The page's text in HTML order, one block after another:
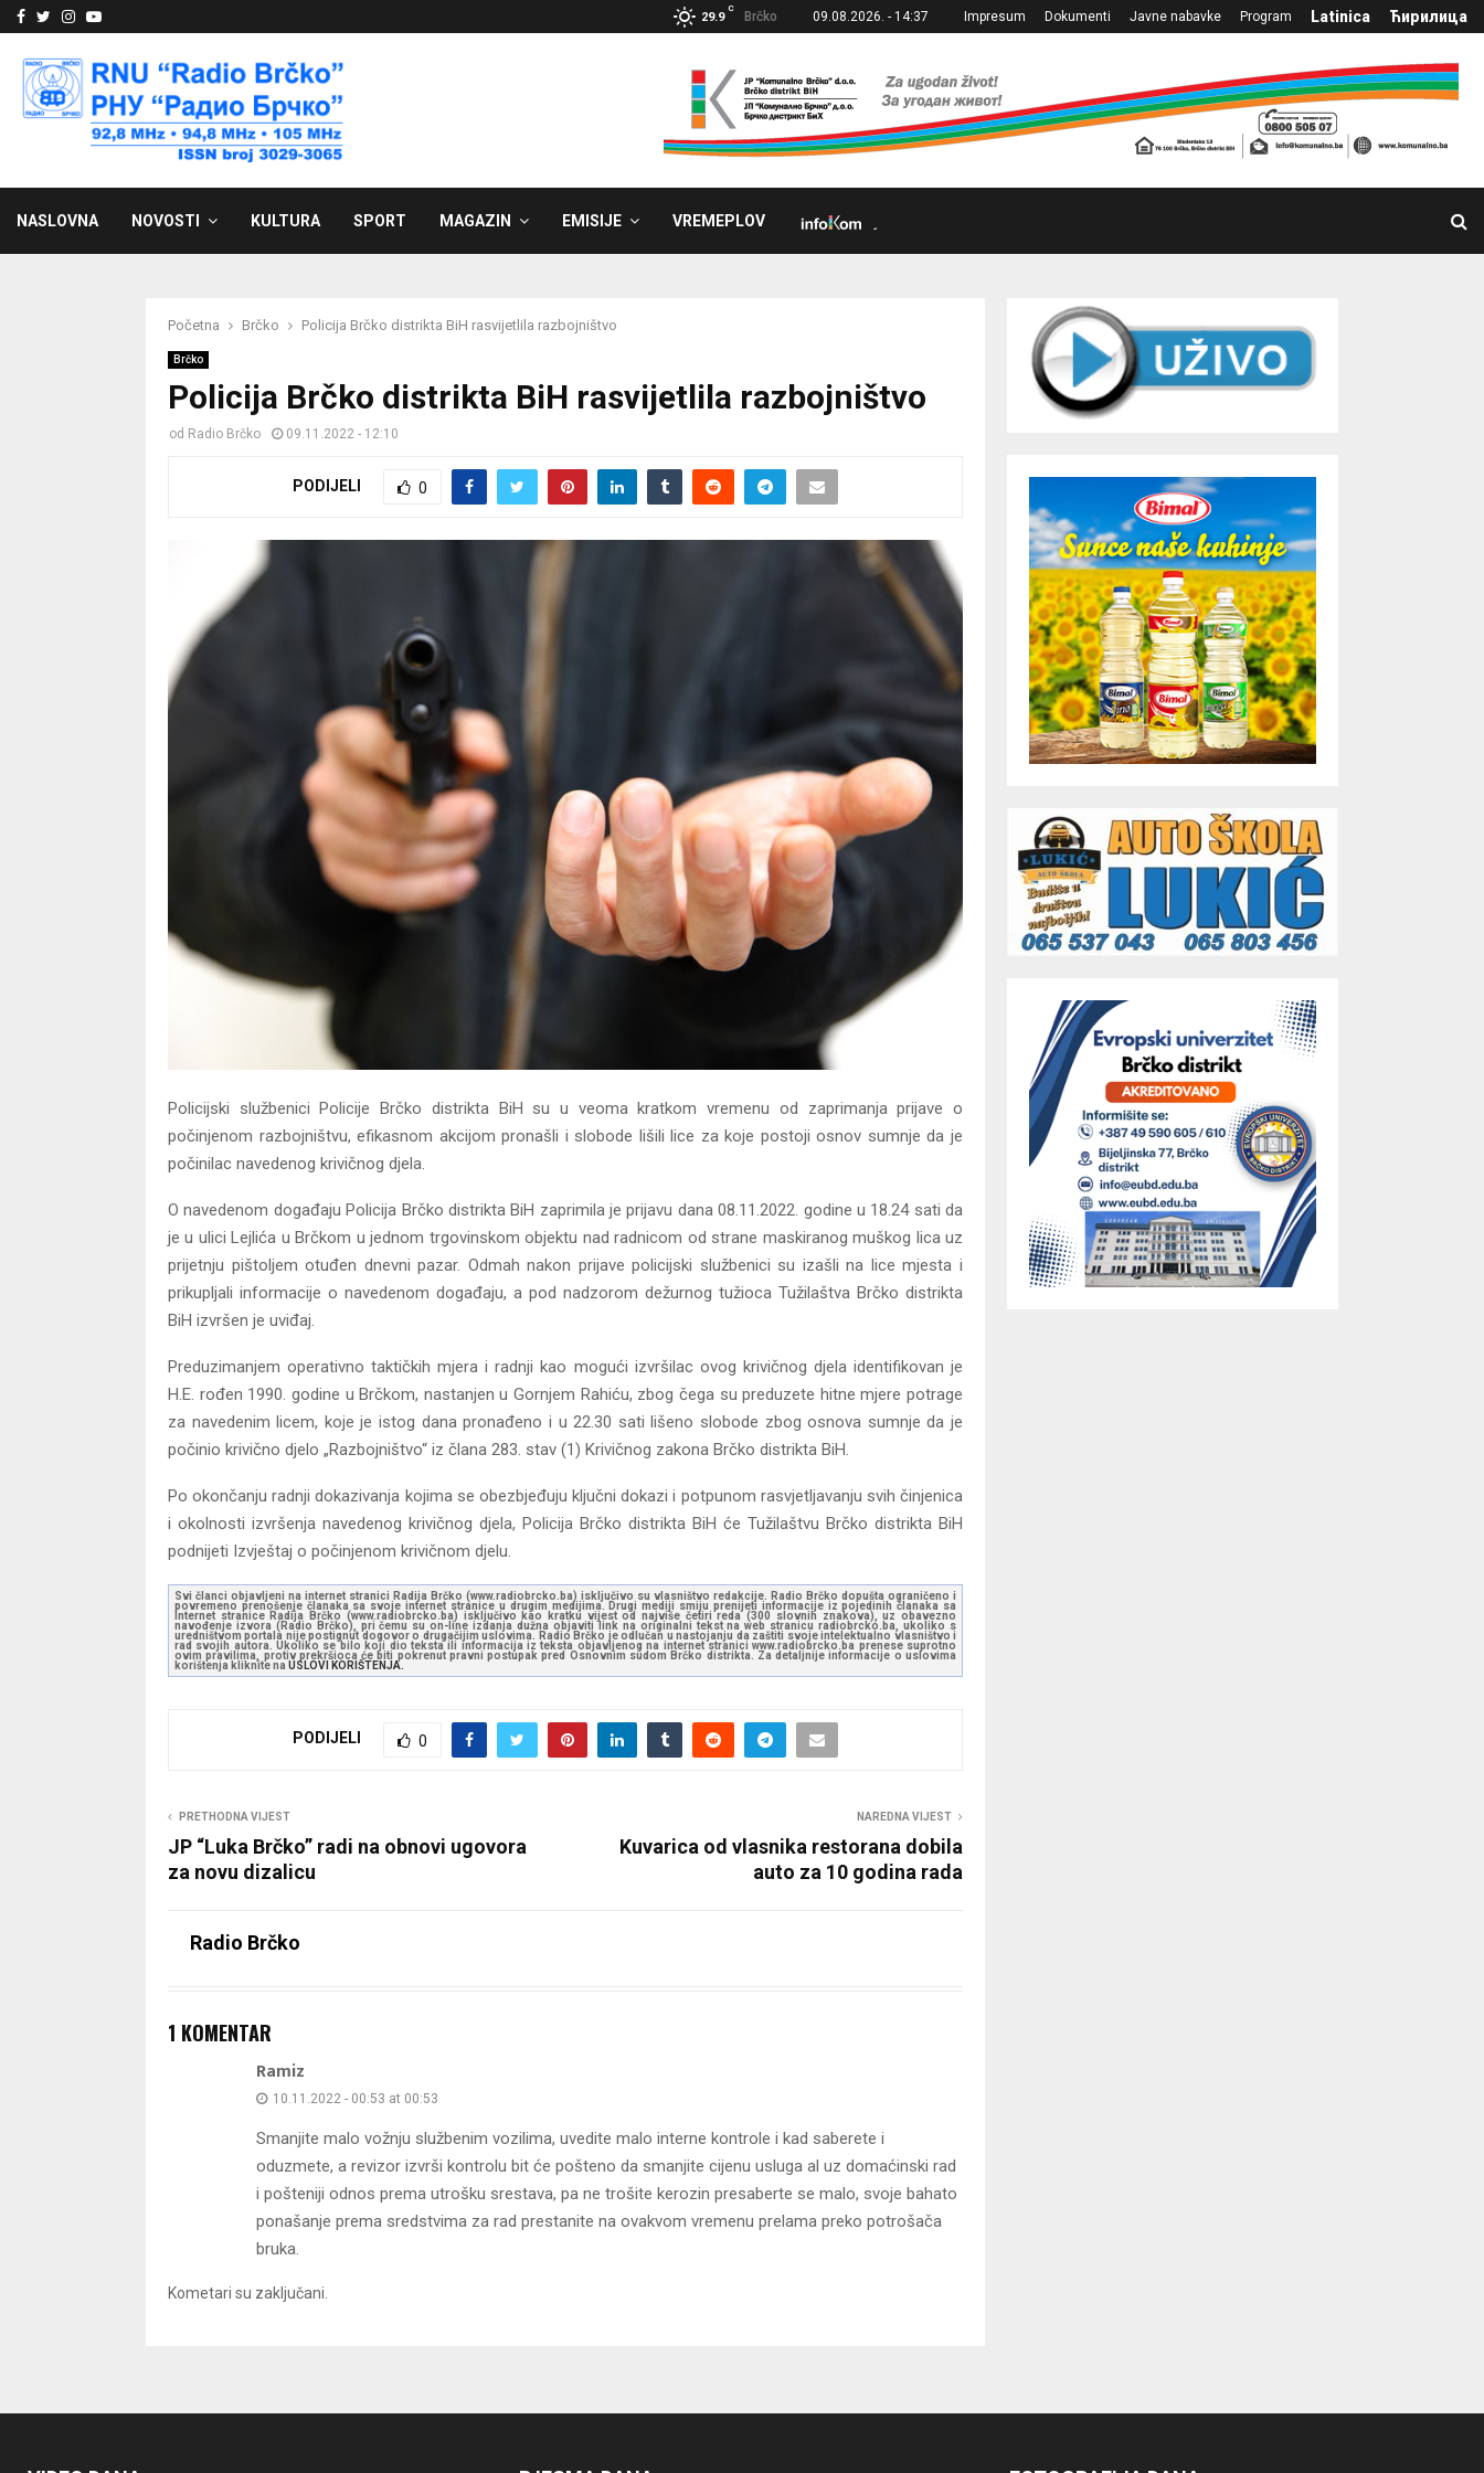
Facebook
Twitter
Instagram
Youtube 29.9
C
Brčko 09.08.2026. - 14:37 Impresum Dokumenti Javne nabavke Program Latinica Ћирилица
NASLOVNA NOVOSTI KULTURA SPORT MAGAZIN EMISIJE VREMEPLOV
Početna Brčko Policija Brčko distrikta BiH rasvijetlila razbojništvo
Brčko
Policija Brčko distrikta BiH rasvijetlila razbojništvo
od Radio Brčko 09.11.2022 - 12:10
PODIJELI 0
Policijski službenici Policije Brčko distrikta BiH su u veoma kratkom vremenu od zaprimanja prijave o
počinjenom razbojništvu, efikasnom akcijom pronašli i slobode lišili lice za koje postoji osnov sumnje da je
počinilac navedenog krivičnog djela.
O navedenom događaju Policija Brčko distrikta BiH zaprimila je prijavu dana 08.11.2022. godine u 18.24 sati da
je u ulici Lejlića u Brčkom u jednom trgovinskom objektu nad radnicom od strane maskiranog muškog lica uz
prijetnju pištoljem otuđen dnevni pazar. Odmah nakon prijave policijski službenici su izašli na lice mjesta i
prikupljali informacije o navedenom događaju, a pod nadzorom dežurnog tužioca Tužilaštva Brčko distrikta
BiH izvršen je uviđaj.
Preduzimanjem operativno taktičkih mjera i radnji kao mogući izvršilac ovog krivičnog djela identifikovan je
H.E. rođen 1990. godine u Brčkom, nastanjen u Gornjem Rahiću, zbog čega su preduzete hitne mjere potrage
za navedenim licem, koje je istog dana pronađeno i u 22.30 sati lišeno slobode zbog osnova sumnje da je
počinio krivično djelo „Razbojništvo“ iz člana 283. stav (1) Krivičnog zakona Brčko distrikta BiH.
Po okončanju radnji dokazivanja kojima se obezbjeđuju ključni dokazi i potpunom rasvjetljavanju svih činjenica
i okolnosti izvršenja navedenog krivičnog djela, Policija Brčko distrikta BiH će Tužilaštvu Brčko distrikta BiH
podnijeti Izvještaj o počinjenom krivičnom djelu.
Svi članci objavljeni na internet stranici Radija Brčko (www.radiobrcko.ba) isključivo su vlasništvo redakcije. Radio Brčko dopušta ograničeno i
povremeno prenošenje članaka sa svoje internet stranice u drugim medijima. Drugi mediji smiju prenijeti informacije iz pojedinih članaka sa
Internet stranice Radija Brčko (www.radiobrcko.ba) isključivo kao kratku vijest od najviše četiri reda (300 slovnih znakova), uz obavezno
navođenje izvora (Radio Brčko), pri čemu su on-line izdanja dužna objaviti link na originalni tekst na web stranicu radiobrcko.ba, ukoliko s
uredništvom portala nije postignut dogovor o drugačijim uslovima. Radio Brčko je odlučan u nastojanju da zaštiti svoje intelektualno vlasništvo i
rad svojih autora. Ukoliko se bilo koji dio teksta ili informacija iz teksta objavljenog na internet stranici www.radiobrcko.ba prenese suprotno
ovim pravilima, protiv prekršioca će biti pokrenut pravni postupak pred Osnovnim sudom Brčko distrikta. Za detaljnije informacije o uslovima
korištenja kliknite na USLOVI KORIŠTENJA.
PODIJELI 0
PRETHODNA VIJEST
JP “Luka Brčko” radi na obnovi ugovora
za novu dizalicu
NAREDNA VIJEST
Kuvarica od vlasnika restorana dobila
auto za 10 godina rada
Radio Brčko
1 KOMENTAR
Ramiz
10.11.2022 - 00:53 at 00:53
Smanjite malo vožnju službenim vozilima, uvedite malo interne kontrole i kad saberete i
oduzmete, a revizor izvrši kontrolu bit će pošteno da smanjite cijenu usluga al uz domaćinski rad
i pošteniji odnos prema utrošku srestava, pa ne trošite kerozin presaberte se malo, svoje bahato
ponašanje prema sredstvima za rad prestanite na ovakvom vremenu prelama preko potrošača
bruka.
Kometari su zaključani.